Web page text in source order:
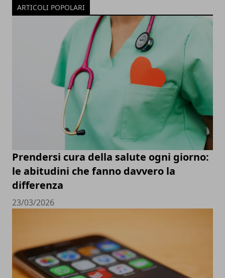
ARTICOLI POPOLARI
Prendersi cura della salute ogni giorno:
le abitudini che fanno davvero la
differenza
23/03/2026